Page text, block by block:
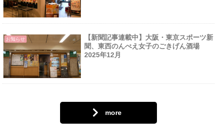
お知らせ
【新聞記事連載中】大阪・東京スポーツ新
聞、東西のんべえ女子のごきげん酒場
2025年12月
more